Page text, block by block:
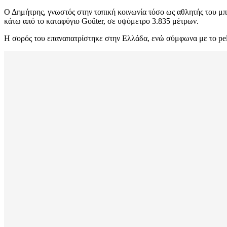
Ο Δημήτρης, γνωστός στην τοπική κοινωνία τόσο ως αθλητής του
κάτω από το καταφύγιο Goûter, σε υψόμετρο 3.835 μέτρων.
Η σορός του επαναπατρίστηκε στην Ελλάδα, ενώ σύμφωνα με το